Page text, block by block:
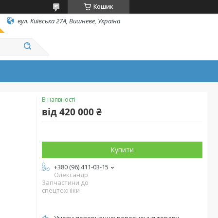
Кошик
вул. Київська 27А, Вишневе, Україна
В наявності
від420 000 ₴
Купити
+380 (96) 411-03-15
Олександр
Запчастини до
спецтехніки